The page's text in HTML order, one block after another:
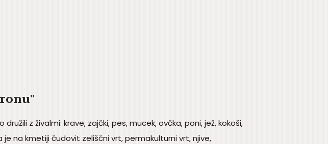
z živalmi: krave, zajčki, pes, mucek, ovčka, poni, jež, kokoši,
je na kmetiji čudovit zeliščni vrt, permakulturni vrt, njive,